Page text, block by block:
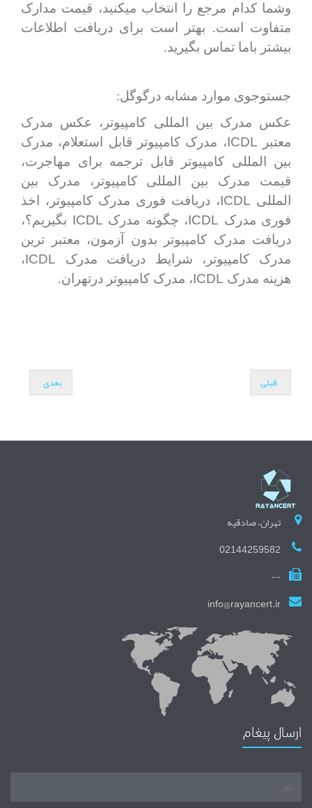
وشما کدام مرجع را انتخاب میکنید، قیمت مدارک
متفاوت است. بهتر است برای دریافت اطلاعات
بیشتر باما تماس بگیرید.
جستوجوی موارد مشابه درگوگل:
عکس مدرک بین المللی کامپیوتر، عکس مدرک
معتبر ICDL، مدرک کامپیوتر قابل استعلام، مدرک
بین المللی کامپیوتر قابل ترجمه برای مهاجرت،
قیمت مدرک بین المللی کامپیوتر، مدرک بین
المللی ICDL، دریافت فوری مدرک کامپیوتر، اخذ
فوری مدرک ICDL، چگونه مدرک ICDL بگیریم؟،
دریافت مدرک کامپیوتر بدون آزمون، معتبر ترین
مدرک کامپیوتر، شرایط دریافت مدرک ICDL،
هزینه مدرک ICDL، مدرک کامپیوتر درتهران.
قبلی بعدی
تهران، صادقیه
02144259582
--
info@rayancert.ir
ارسال پیغام